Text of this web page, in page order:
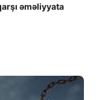
əməliyyata